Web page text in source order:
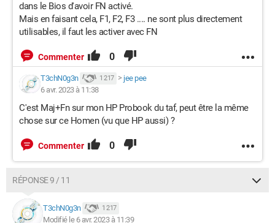
dans le Bios d'avoir FN activé.
Mais en faisant cela, F1, F2, F3 .... ne sont plus directement
utilisables, il faut les activer avec FN
Commenter 0
T3chN0g3n 1 217 > jee pee
6 avr. 2023 à 11:38
C'est Maj+Fn sur mon HP Probook du taf, peut être la même
chose sur ce Homen (vu que HP aussi) ?
Commenter 0
RÉPONSE 9 / 11
T3chN0g3n 1 217
Modifié le 6 avr. 2023 à 11:39